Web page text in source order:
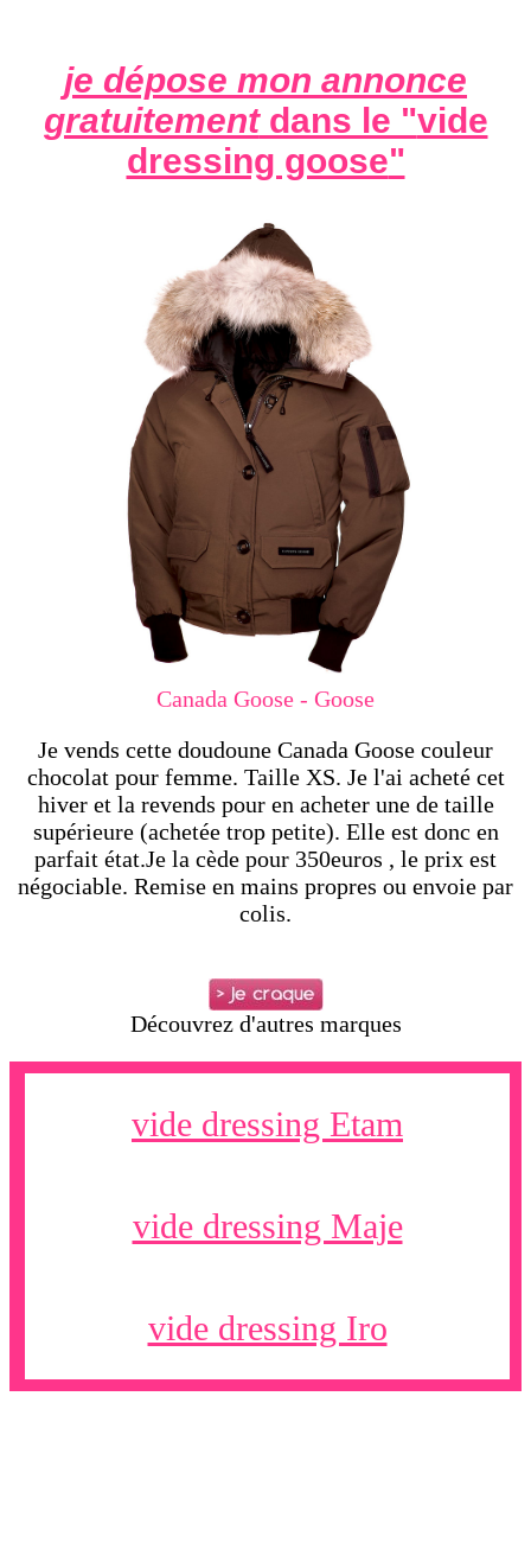
je dépose mon annonce
gratuitementdans le "vide
dressing goose"
Canada Goose - Goose
Je vends cette doudoune Canada Goose couleur
chocolat pour femme. Taille XS. Je l'ai acheté cet
hiver et la revends pour en acheter une de taille
supérieure (achetée trop petite). Elle est donc en
parfait état.Je la cède pour 350euros , le prix est
négociable. Remise en mains propres ou envoie par
colis.
Découvrez d'autres marques
vide dressing Etam
vide dressing Maje
vide dressing Iro